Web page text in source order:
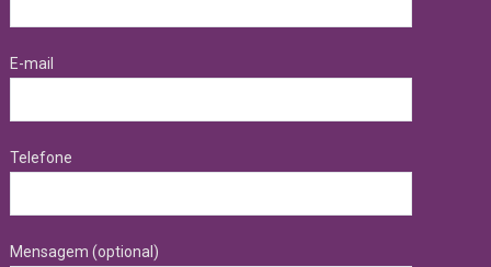
E-mail
Telefone
Mensagem (optional)